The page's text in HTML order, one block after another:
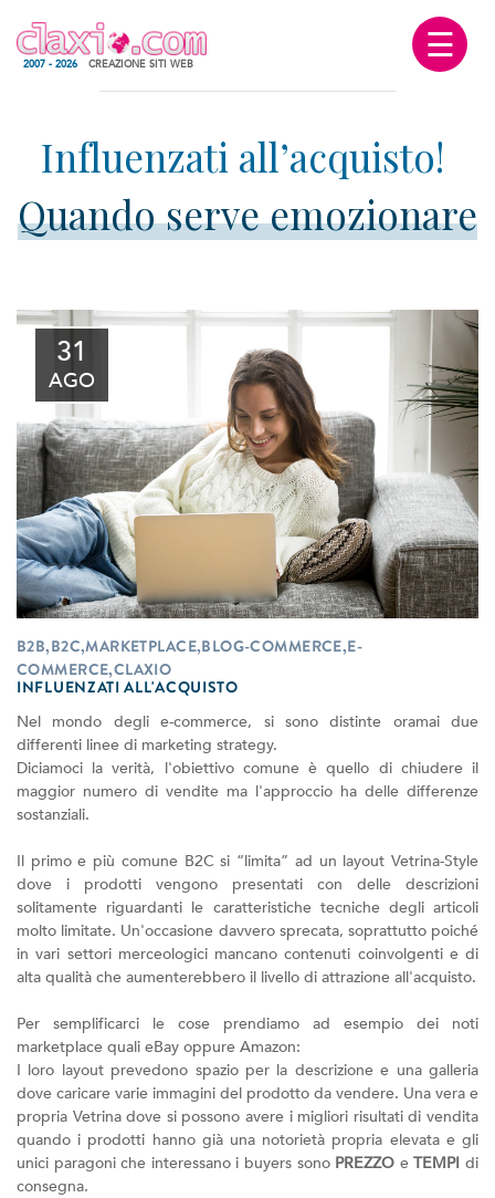
2007 - 2026 CREAZIONE SITI WEB ☰
Quando serve emozionare
31
AGO
B2B,B2C,MARKETPLACE,BLOG-COMMERCE,E-
COMMERCE,CLAXIO
INFLUENZATI ALL'ACQUISTO
Nel mondo degli e-commerce, si sono distinte oramai due
differenti linee di marketing strategy.
Diciamoci la verità, l'obiettivo comune è quello di chiudere il
maggior numero di vendite ma l'approccio ha delle differenze
sostanziali.
Il primo e più comune B2C si “limita” ad un layout Vetrina-Style
dove i prodotti vengono presentati con delle descrizioni
solitamente riguardanti le caratteristiche tecniche degli articoli
molto limitate. Un'occasione davvero sprecata, soprattutto poiché
in vari settori merceologici mancano contenuti coinvolgenti e di
alta qualità che aumenterebbero il livello di attrazione all'acquisto.
Per semplificarci le cose prendiamo ad esempio dei noti
marketplace quali eBay oppure Amazon:
I loro layout prevedono spazio per la descrizione e una galleria
dove caricare varie immagini del prodotto da vendere. Una vera e
propria Vetrina dove si possono avere i migliori risultati di vendita
quando i prodotti hanno già una notorietà propria elevata e gli
unici paragoni che interessano i buyers sono PREZZO eTEMPI di
consegna.